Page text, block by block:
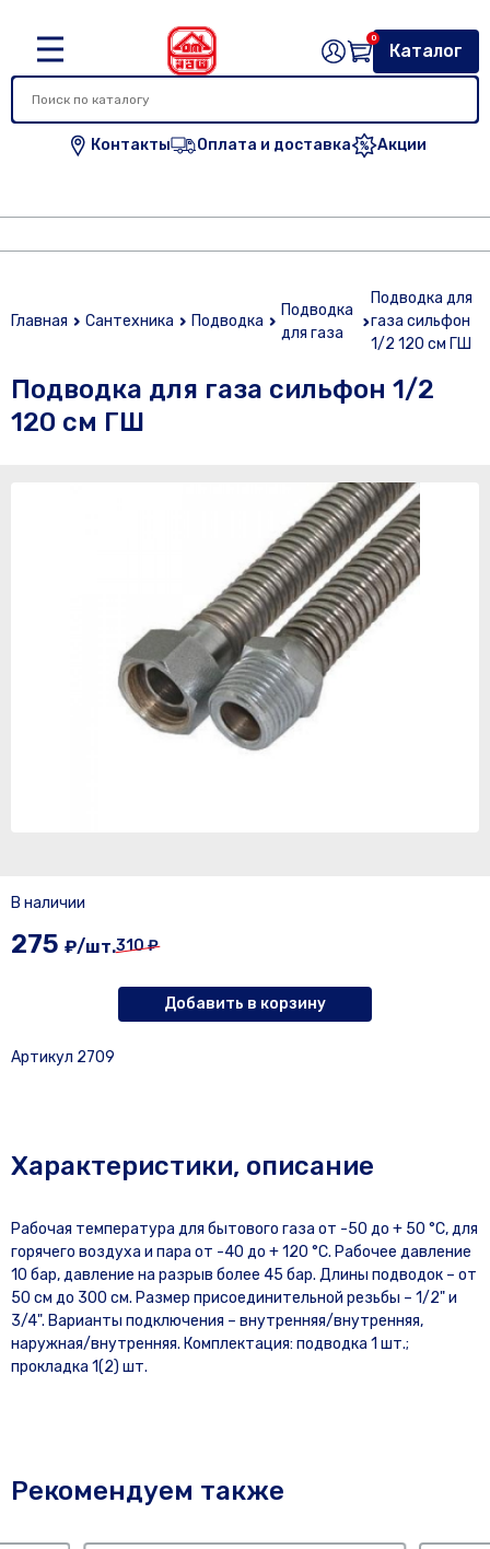
Контакты Оплата и доставка Акции
Каталог
0
Главная Сантехника Подводка
Подводка
для газа
Подводка для
газа сильфон
1/2 120 см ГШ
Подводка для газа сильфон 1/2
120 см ГШ
В наличии
275 ₽/шт.310 ₽
Добавить в корзину
Артикул 2709
Характеристики, описание
Рабочая температура для бытового газа от -50 до + 50 °С, для
горячего воздуха и пара от -40 до + 120 °С. Рабочее давление
10 бар, давление на разрыв более 45 бар. Длины подводок – от
50 см до 300 см. Размер присоединительной резьбы – 1/2" и
3/4". Варианты подключения – внутренняя/внутренняя,
наружная/внутренняя. Комплектация: подводка 1 шт.;
прокладка 1(2) шт.
Рекомендуем также